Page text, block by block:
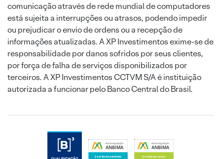
comunicação através de rede mundial de computadores
está sujeita a interrupções ou atrasos, podendo impedir
ou prejudicar o envio de ordens ou a recepção de
informações atualizadas. A XP Investimentos exime-se de
responsabilidade por danos sofridos por seus clientes,
por força de falha de serviços disponibilizados por
terceiros. A XP Investimentos CCTVM S/A é instituição
autorizada a funcionar pelo Banco Central do Brasil.